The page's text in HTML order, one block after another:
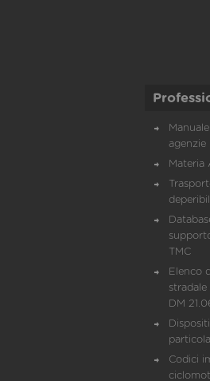
agenzie
Materia
TMC
Elenco
stradale
DM
Codici